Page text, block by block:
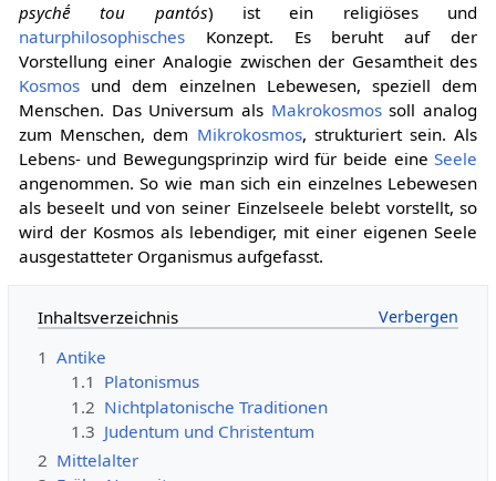
psychḗ tou pantós) ist ein religiöses und
naturphilosophischesKonzept. Es beruht auf der
Vorstellung einer Analogie zwischen der Gesamtheit des
Kosmosund dem einzelnen Lebewesen, speziell dem
Menschen. Das Universum als Makrokosmossoll analog
zum Menschen, dem Mikrokosmos, strukturiert sein. Als
Lebens- und Bewegungsprinzip wird für beide eineSeele
angenommen. So wie man sich ein einzelnes Lebewesen
als beseelt und von seiner Einzelseele belebt vorstellt, so
wird der Kosmos als lebendiger, mit einer eigenen Seele
ausgestatteter Organismus aufgefasst.
Inhaltsverzeichnis
1 Antike
1.1 Platonismus
1.2 Nichtplatonische Traditionen
1.3 Judentum und Christentum
2 Mittelalter